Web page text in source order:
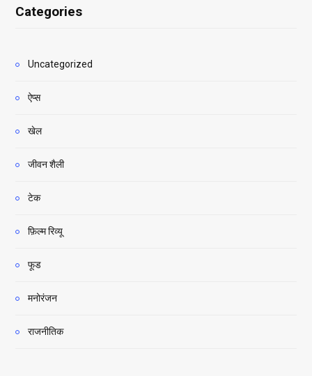
Categories
Uncategorized
ऐप्स
खेल
जीवन शैली
टेक
फ़िल्म रिव्यू
फूड
मनोरंजन
राजनीतिक